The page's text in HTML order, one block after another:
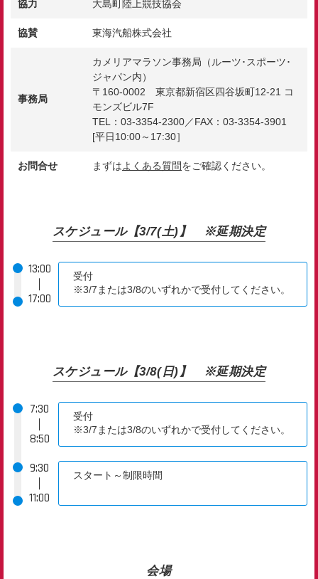
協力 大島町陸上競技協会
協賛 東海汽船株式会社
事務局
カメリアマラソン事務局（ルーツ･スポーツ･
ジャパン内）
〒160-0002 東京都新宿区四谷坂町12-21 コ
モンズビル7F
TEL：03-3354-2300／FAX：03-3354-3901
[平日10:00～17:30］
お問合せ まずはよくある質問をご確認ください。
スケジュール【3/7(土)】 ※延期決定
13:00
｜
17:00
受付
※3/7または3/8のいずれかで受付してください。
スケジュール【3/8(日)】 ※延期決定
7:30
｜
8:50
受付
※3/7または3/8のいずれかで受付してください。
9:30
｜
11:00
スタート～制限時間
会場